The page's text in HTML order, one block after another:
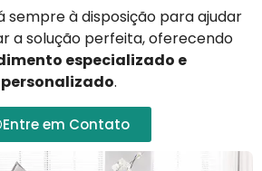
sempre à disposição para ajudar
a solução perfeita, oferecendo
especializado e
personalizado.
Entre em Contato